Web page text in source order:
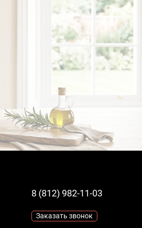
8 (812) 982-11-03
Заказать звонок